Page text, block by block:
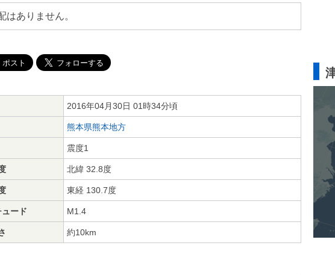
はありません。
2016年04月30日 01時34分頃
熊本県熊本地方
震度1
北緯 32.8度
東経 130.7度
ード M1.4
約10km